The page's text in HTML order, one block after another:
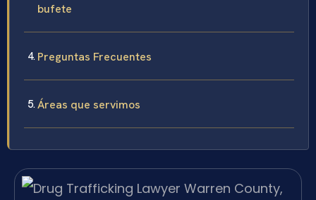
bufete
Preguntas Frecuentes
Áreas que servimos